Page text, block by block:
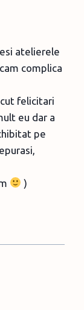
atelierele
complica
felicitari
eu dar a
pe
)